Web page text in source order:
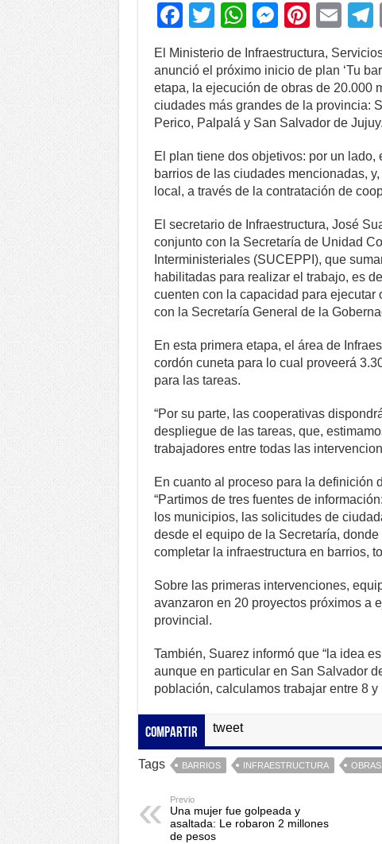
F
a
c
e
b
o
k
T
wi
tt
er
W
h
at
s
A
p
M
e
ss
e
n
er
Pi
er
e
st
E
m
ail
El Ministerio de Infraestructura,
anunció el próximo inicio de plan ‘Tu
etapa, la ejecución de obras de 20.000
ciudades más grandes de la provincia:
Perico, Palpalá y San Salvador de Jujuy.
El plan tiene dos objetivos: por un
barrios de las ciudades mencionadas,
local, a través de la contratación de
El secretario de Infraestructura, José
conjunto con la Secretaría de Unidad
Interministeriales (SUCEPPI), que
habilitadas para realizar el trabajo, es
cuenten con la capacidad para
con la Secretaría General de la
En esta primera etapa, el área de
cordón cuneta para lo cual proveerá
para las tareas.
“Por su parte, las cooperativas
despliegue de las tareas, que,
trabajadores entre todas las
En cuanto al proceso para la definición
“Partimos de tres fuentes de
los municipios, las solicitudes de
desde el equipo de la Secretaría,
completar la infraestructura en barrios,
Sobre las primeras intervenciones,
avanzaron en 20 proyectos próximos a
provincial.
También, Suarez informó que “la idea
aunque en particular en San Salvador
población, calculamos trabajar entre 8 y
Compartir tweet
Tags BARRIOS INFRAESTRUCTURA OBRAS
Previo
Una mujer fue golpeada y
asaltada: Le robaron 2 millones
de pesos